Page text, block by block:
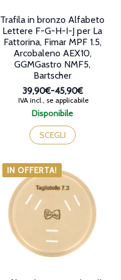
Disponibile
Trafila in bronzo Alfabeto
Lettere F-G-H-I-J per La
Fattorina, Fimar MPF 1.5,
Arcobaleno AEX10,
GGMGastro NMF5,
Bartscher
39,90€-45,90€
Fascia
di
da
39,90€
45,90€
IVA incl., se applicabile
SCEGLI
prodotto
ha
varianti.
Le
opzioni
possono
essere
pagina
del
IN OFFERTA!